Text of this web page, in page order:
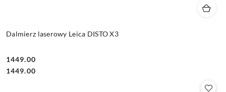
Dalmierz laserowy Leica DISTO X3
Cena:
1449.00
Cena:
1449.00